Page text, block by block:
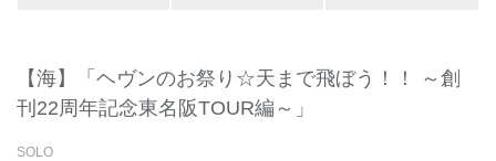
【海】「ヘヴンのお祭り☆天まで飛ぼう！！ ～創
刊22周年記念東名阪TOUR編～」
SOLO